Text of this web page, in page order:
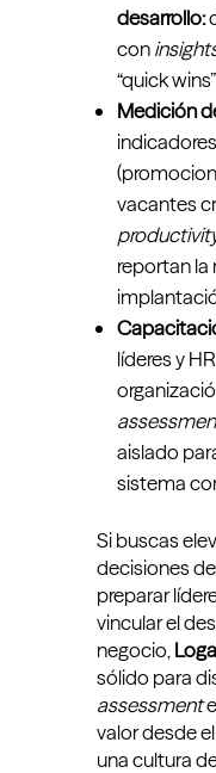
desarrollo:
con
“quick
Medición
vacantes
reportan la
líderes y
aislado
sistema
Si buscas
decisiones
preparar
vincular el
negocio,
sólido para
assessment
valor desde
una cultura